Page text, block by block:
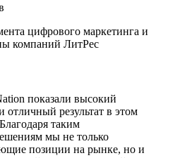
цифрового маркетинга и
компаний ЛитРес
показали высокий
отличный результат в этом
таким
мы не только
позиции на рынке, но и